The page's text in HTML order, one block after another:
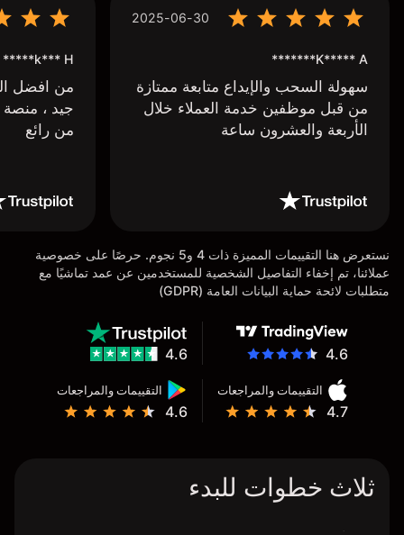
2025-06-30
K***** A*******
سهولة السحب والإيداع متابعة ممتازة
من قبل موظفين خدمة العملاء خلال
الأربعة والعشرون ساعة
k*** H*****
من افضل
جيد ،
من رائع
نستعرض هنا التقييمات المميزة ذات 4 و5 نجوم. حرصًا على خصوصية
عملائنا، تم إخفاء التفاصيل الشخصية للمستخدمين عن عمد تماشيًا مع
متطلبات لائحة حماية البيانات العامة (GDPR)
4.6
التقييمات والمراجعات
4.7
التقييمات والمراجعات
4.6
4.6
ثلاث خطوات للبدء